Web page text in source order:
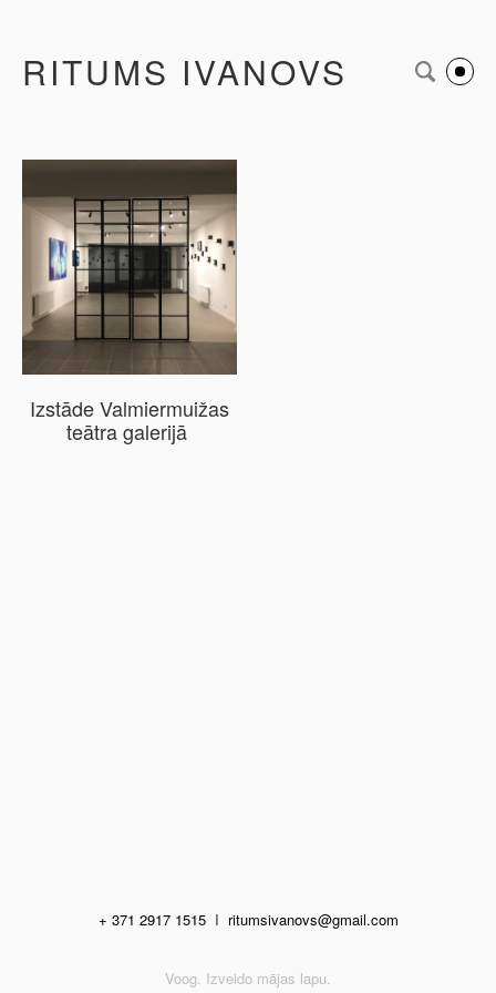
RITUMS IVANOVS
Izstāde Valmiermuižas
teātra galerijā
+ 371 2917 1515I ritumsivanovs@gmail.com
Voog. Izveido mājas lapu.